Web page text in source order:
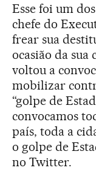
Esse foi um
chefe do
frear sua
ocasião da sua
voltou a
mobilizar
“golpe de
convocamos
país, toda a
o golpe de
no Twitter.